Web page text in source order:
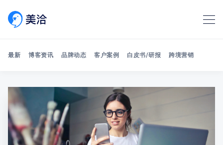
Search 美洽博客
最新 博客资讯 品牌动态 客户案例 白皮书/研报 跨境营销